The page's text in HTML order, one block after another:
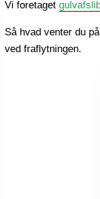
Vi foretaget
Så hvad venter du
ved fraflytningen.